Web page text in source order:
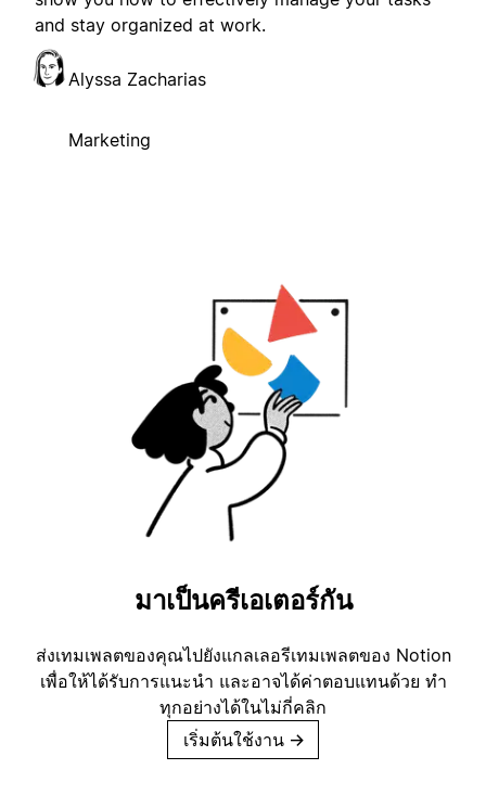
and stay organized at work.
Alyssa Zacharias
Marketing
มาเป็นครีเอเตอร์กัน
ส่งเทมเพลตของคุณไปยังแกลเลอรีเทมเพลตของ Notion
เพื่อให้ได้รับการแนะนำ และอาจได้ค่าตอบแทนด้วย ทำ
ทุกอย่างได้ในไม่กี่คลิก
เริ่มต้นใช้งาน →